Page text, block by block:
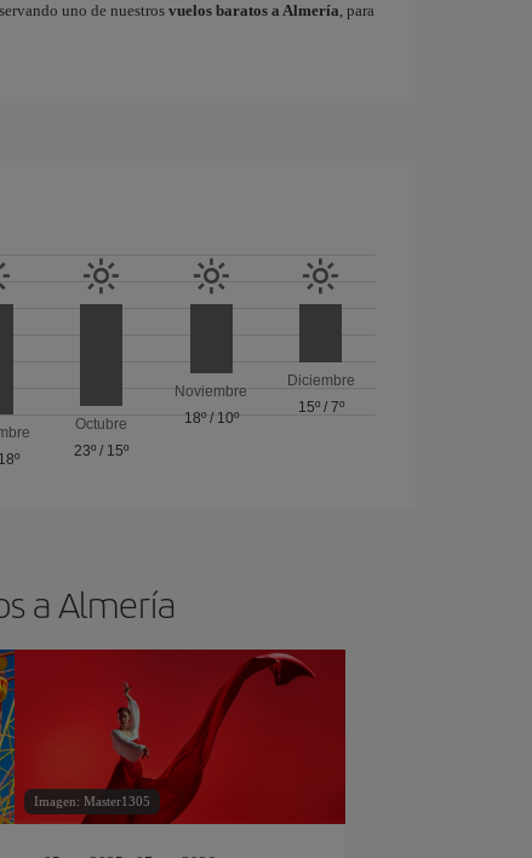
uno de nuestros vuelos baratos a Almería, para
18º
Octubre
23º / 15º
Noviembre
18º/ 10º
Diciembre
15º/ 7º
a Almería
Imagen: Master1305